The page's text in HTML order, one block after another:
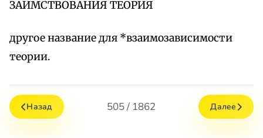
ЗАИМСТВОВАНИЯ ТЕОРИЯ
другое название для *взаимозависимости
теории.
Назад 505 / 1862 Далее